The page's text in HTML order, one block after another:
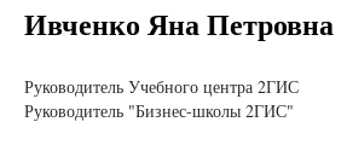
Ивченко Яна Петровна
Руководитель Учебного центра 2ГИС
Руководитель "Бизнес-школы 2ГИС"